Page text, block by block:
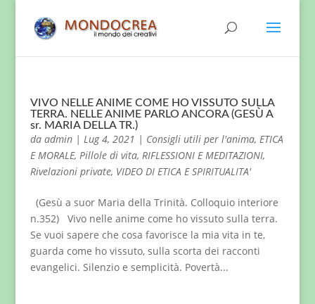
VIVO NELLE ANIME COME HO VISSUTO SULLA
TERRA. NELLE ANIME PARLO ANCORA (GESÙ A
sr. MARIA DELLA TR.)
da admin| Lug 4, 2021 | Consigli utili per l'anima, ETICA
E MORALE, Pillole di vita, RIFLESSIONI E MEDITAZIONI,
Rivelazioni private, VIDEO DI ETICA E SPIRITUALITA'
(Gesù a suor Maria della Trinità. Colloquio interiore
n.352) Vivo nelle anime come ho vissuto sulla terra.
Se vuoi sapere che cosa favorisce la mia vita in te,
guarda come ho vissuto, sulla scorta dei racconti
evangelici. Silenzio e semplicità. Povertà...